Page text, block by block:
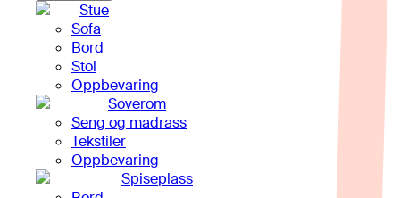
Stue
Sofa
Bord
Stol
Oppbevaring
Soverom
Seng og madrass
Tekstiler
Oppbevaring
Spiseplass